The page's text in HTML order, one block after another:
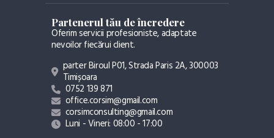
Partenerul tău de încredere
Oferim servicii profesioniste, adaptate
nevoilor fiecărui client.
parter Biroul P01, Strada Paris 2A, 300003
Timișoara
0752 139 871
office.corsim@gmail.com
corsimconsulting@gmail.com
Luni - Vineri: 08:00 - 17:00